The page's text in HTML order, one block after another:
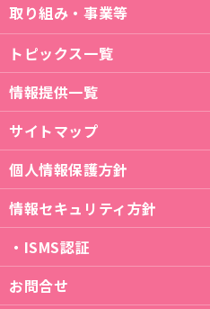
取り組み・事業等
トピックス一覧
情報提供一覧
サイトマップ
個人情報保護方針
情報セキュリティ方針
・ISMS認証
お問合せ